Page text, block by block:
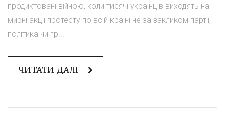
продиктовані війною, коли тисячі українців виходять на
мирні акції протесту по всій країні не за закликом партії,
політика чи гр...
ЧИТАТИ ДАЛІ